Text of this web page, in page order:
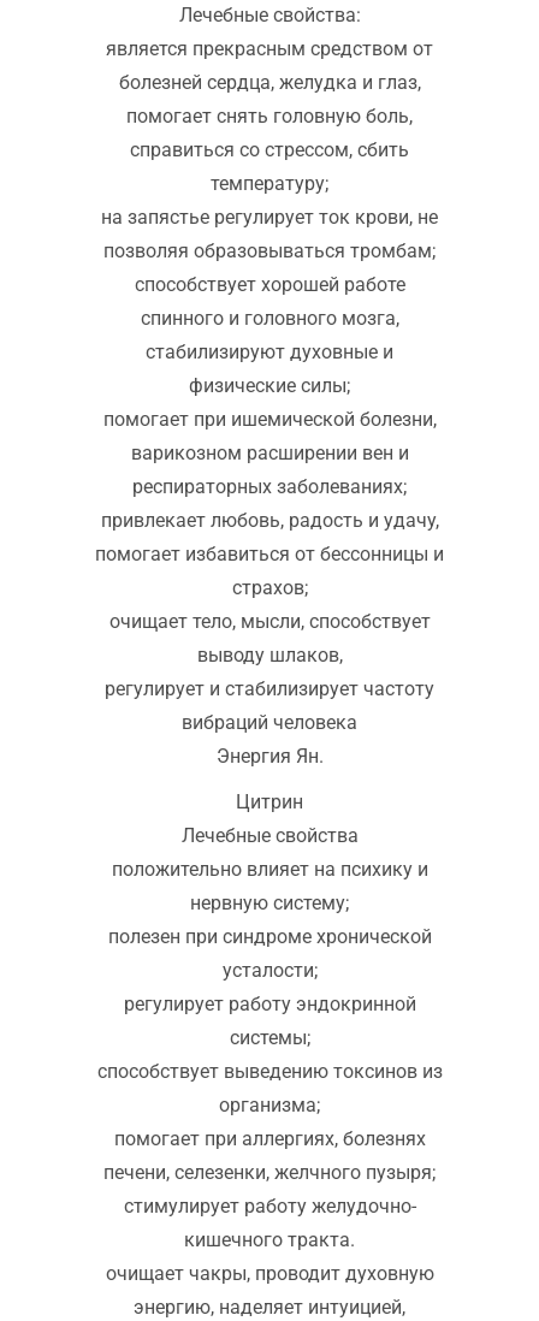
Лечебные свойства:
является прекрасным средством от
болезней сердца, желудка и глаз,
помогает снять головную боль,
справиться со стрессом, сбить
температуру;
на запястье регулирует ток крови, не
позволяя образовываться тромбам;
способствует хорошей работе
спинного и головного мозга,
стабилизируют духовные и
физические силы;
помогает при ишемической болезни,
варикозном расширении вен и
респираторных заболеваниях;
привлекает любовь, радость и удачу,
помогает избавиться от бессонницы и
страхов;
очищает тело, мысли, способствует
выводу шлаков,
регулирует и стабилизирует частоту
вибраций человека
Энергия Ян.
Цитрин
Лечебные свойства
положительно влияет на психику и
нервную систему;
полезен при синдроме хронической
усталости;
регулирует работу эндокринной
системы;
способствует выведению токсинов из
организма;
помогает при аллергиях, болезнях
печени, селезенки, желчного пузыря;
стимулирует работу желудочно-
кишечного тракта.
очищает чакры, проводит духовную
энергию, наделяет интуицией,